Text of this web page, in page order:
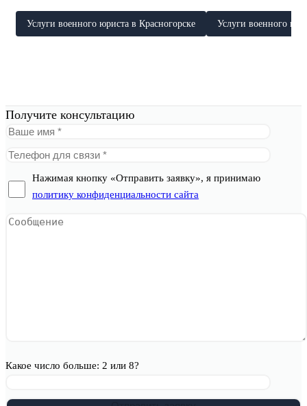
Услуги военного юриста в Красногорске Услуги военного
Получите консультацию
Нажимая кнопку «Отправить заявку», я принимаю
политику конфиденциальности сайта
Какое число больше: 2 или 8?